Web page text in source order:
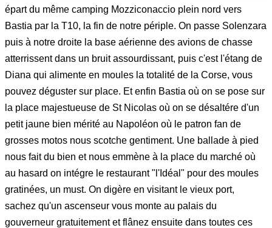
épart du même camping Mozziconaccio plein nord vers
Bastia par la T10, la fin de notre périple. On passe Solenzara
puis à notre droite la base aérienne des avions de chasse
atterrissent dans un bruit assourdissant, puis c'est l'étang de
Diana qui alimente en moules la totalité de la Corse, vous
pouvez déguster sur place. Et enfin Bastia où on se pose sur
la place majestueuse de St Nicolas où on se désaltére d'un
petit jaune bien mérité au Napoléon où le patron fan de
grosses motos nous scotche gentiment. Une ballade à pied
nous fait du bien et nous emmène à la place du marché où
au hasard on intégre le restaurant "l'Idéal" pour des moules
gratinées, un must. On digère en visitant le vieux port,
sachez qu'un ascenseur vous monte au palais du
gouverneur gratuitement et flânez ensuite dans toutes ces